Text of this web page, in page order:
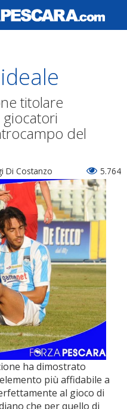
titolare
del
Di Costanzo 5.764
ha dimostrato
più affidabile a
al gioco di
che per quello di